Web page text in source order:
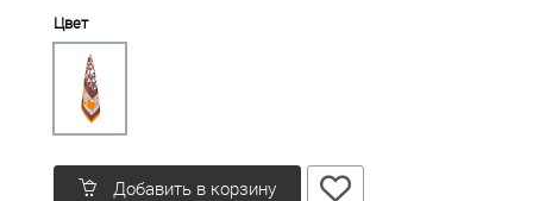
Цвет
Добавить в корзину